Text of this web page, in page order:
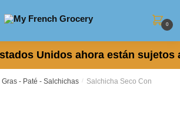
0
Unidos ahora están
Gras - Paté - Salchichas / Salchicha ​​Seco Con